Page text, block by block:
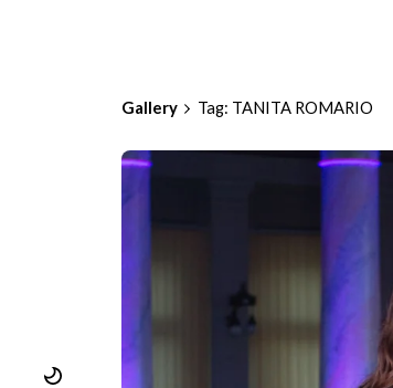
Gallery Tag: TANITA ROMARIO